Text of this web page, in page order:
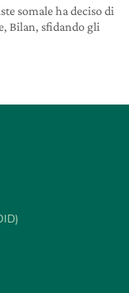
somale ha deciso di
Bilan, sfidando gli